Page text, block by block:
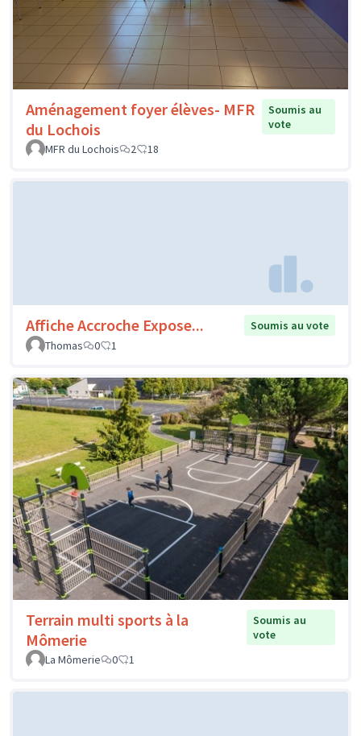
Aménagement foyer élèves- MFR
du Lochois
Soumis au
vote
MFR du Lochois
2 18
Affiche Accroche Expose...
Soumis au vote
Thomas
0 1
Terrain multi sports à la
Mômerie
Soumis au
vote
La Mômerie
0 1